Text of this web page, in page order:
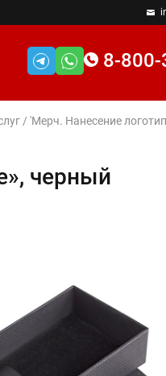
8-
/'Мерч. Нанесение
черный